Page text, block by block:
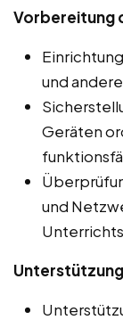
Vorbereitung
und
Geräten
und